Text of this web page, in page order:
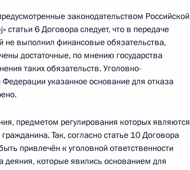
управляющего делами Президента –
управления
о ратификации Договора между Россией
к лишению свободы
законодательством Российской
статьи 6 Договора следует, что в передаче
не выполнил финансовые обязательства,
достаточные, по мнению государства
таких обязательств. Уголовно-
указанное основание для отказа
предметом регулирования которых являются
Так, согласно статье 10 Договора
привлечён к уголовной ответственности
деяния, которые явились основанием для